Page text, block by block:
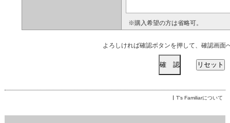
※購入希望の方は省略可。
よろしければ確認ボタンを押して、確認画面
T's Familiarについて